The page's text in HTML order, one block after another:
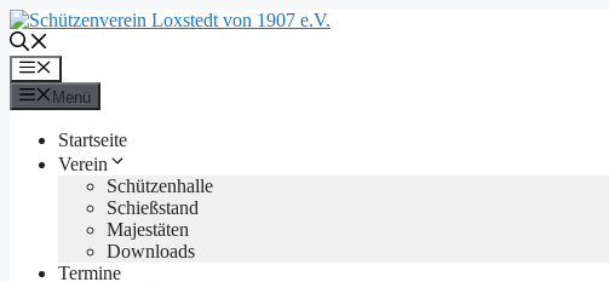
Zum
Inhalt
springenMenü
Menü
Startseite
Verein
Schützenhalle
Schießstand
Majestäten
Downloads
Termine